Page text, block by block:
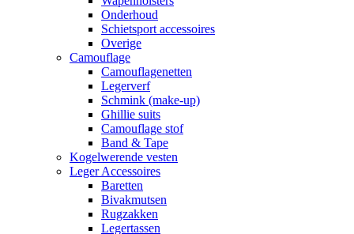
Onderhoud
Schietsport accessoires
Overige
Camouflage
Camouflagenetten
Legerverf
Schmink (make-up)
Ghillie suits
Camouflage stof
Band & Tape
Kogelwerende vesten
Leger Accessoires
Baretten
Bivakmutsen
Rugzakken
Legertassen